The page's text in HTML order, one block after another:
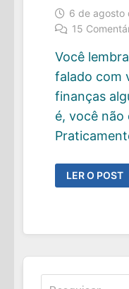
6 de agosto
15
Você
falado com
finanças
é, você não
COMO
E
QUANDO
SOBRE
LER O POST
Pesquisar